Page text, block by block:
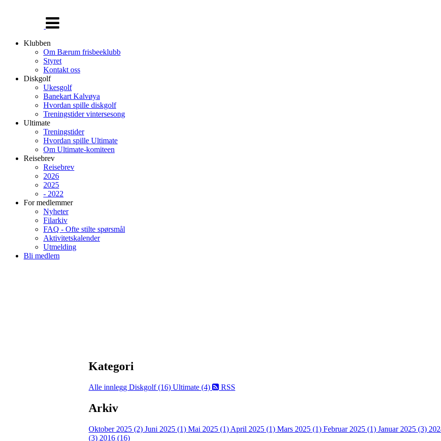
navigasjon
Klubben
Om Bærum frisbeeklubb
Styret
Kontakt oss
Diskgolf
Ukesgolf
Banekart Kalvøya
Hvordan spille diskgolf
Treningstider vintersesong
Ultimate
Treningstider
Hvordan spille Ultimate
Om Ultimate-komiteen
Reisebrev
Reisebrev
2026
2025
- 2022
For medlemmer
Nyheter
Filarkiv
FAQ - Ofte stilte spørsmål
Aktivitetskalender
Utmelding
Bli medlem
Kategori
Alle innlegg Diskgolf (16) Ultimate (4) RSS
Arkiv
Oktober 2025 (2) Juni 2025 (1) Mai 2025 (1) April 2025 (1) Mars 2025 (1) Februar 2025 (1) Januar 2025 (3)
(3) 2016 (16)